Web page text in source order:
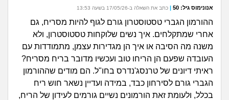
עצות חדשות
מה קורה כאן?
מתחם הטיפים
מדורים
אנונימוס גיל: 50 | כתב את השאלה ב-17/05/26 בשעה 13:53
ההורמון הגברי טסטוסטרון גורם לגוף להיות מסריח, גם
אחרי שמתקלחים. איך נשים שלוקחות טסטוסטרון, ולא
משנה מה הסיבה או איך הן מגדירות עצמן, מתמודדות עם
העובדה שפעם הן הריחו טוב ועכשיו מדובר בריח מסריח?
ראיתי דיונים של טרנסג'נדרס בחו"ל. הם מודים שההורמון
הגברי גורם לסירחון כבד, במידה ועדיין נשאר חוש ריח
בכלל, ולעומת זאת הורמונים נשיים גורמים לעידון של הריח,